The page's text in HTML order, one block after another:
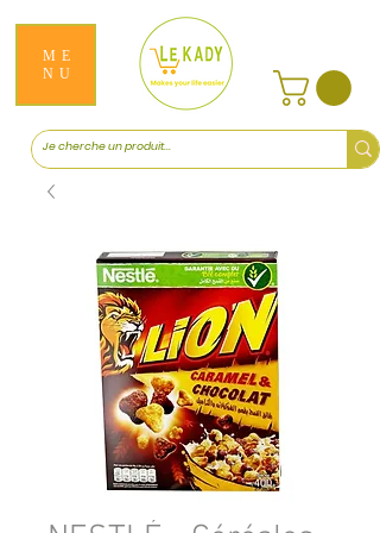
ME
NU